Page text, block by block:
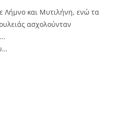
Λήμνο και Μυτιλήνη, ενώ τα
ασχολούνταν